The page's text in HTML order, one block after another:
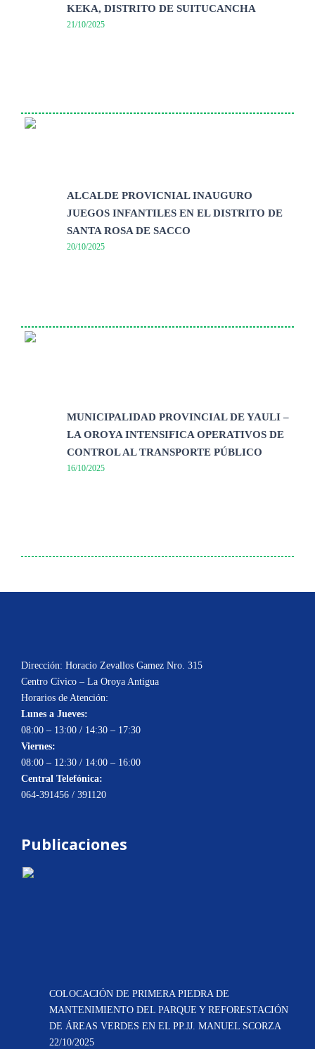
KEKA, DISTRITO DE SUITUCANCHA
21/10/2025
ALCALDE PROVICNIAL INAUGURO
JUEGOS INFANTILES EN EL DISTRITO DE
SANTA ROSA DE SACCO
20/10/2025
MUNICIPALIDAD PROVINCIAL DE YAULI –
LA OROYA INTENSIFICA OPERATIVOS DE
CONTROL AL TRANSPORTE PÚBLICO
16/10/2025
Dirección: Horacio Zevallos Gamez Nro. 315
Centro Cívico – La Oroya Antigua
Horarios de Atención:
Lunes a Jueves:
08:00 – 13:00 / 14:30 – 17:30
Viernes:
08:00 – 12:30 / 14:00 – 16:00
Central Telefónica:
064-391456 / 391120
Publicaciones
COLOCACIÓN DE PRIMERA PIEDRA DE
MANTENIMIENTO DEL PARQUE Y REFORESTACIÓN
DE ÁREAS VERDES EN EL PP.JJ. MANUEL SCORZA
22/10/2025